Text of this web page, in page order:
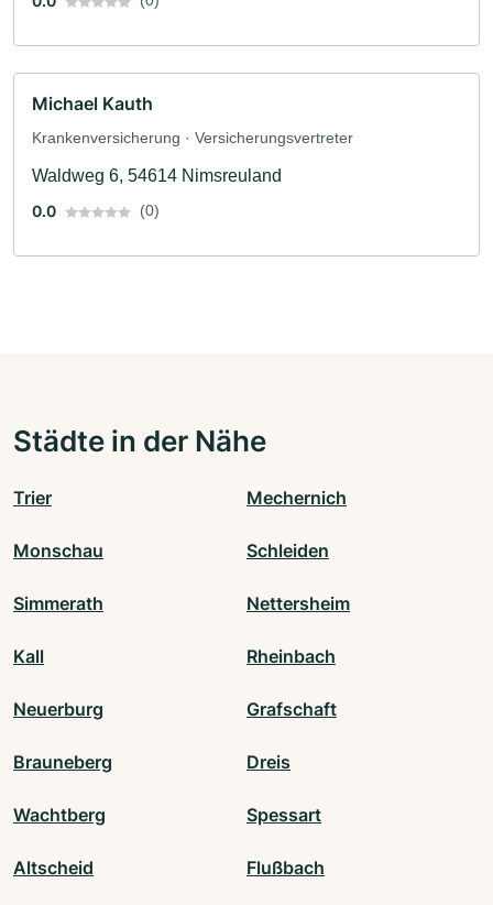
Michael Kauth
Krankenversicherung · Versicherungsvertreter
Waldweg 6, 54614 Nimsreuland
0.0
(0)
Städte in der Nähe
Trier Mechernich
Monschau Schleiden
Simmerath Nettersheim
Kall Rheinbach
Neuerburg Grafschaft
Brauneberg Dreis
Wachtberg Spessart
Altscheid Flußbach